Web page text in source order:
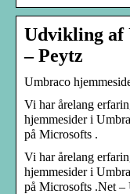
Udvikling af
– Peytz
Umbraco
Vi har årelang
hjemmesider i
på Microsofts .
Vi har årelang
hjemmesider i
på Microsofts .Net